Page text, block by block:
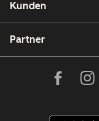
Kunden
Partner